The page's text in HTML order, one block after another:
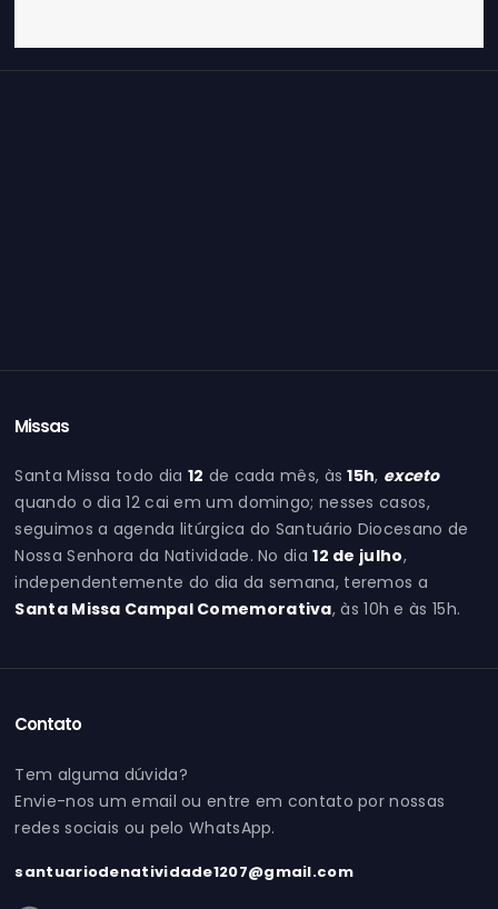
Missas
Santa Missa todo dia 12 de cada mês, às15h, exceto
quando o dia 12 cai em um domingo; nesses casos,
seguimos a agenda litúrgica do Santuário Diocesano de
Nossa Senhora da Natividade. No dia12 de julho,
independentemente do dia da semana, teremos a
Santa Missa Campal Comemorativa, às 10h e às 15h.
Contato
Tem alguma dúvida?
Envie-nos um email ou entre em contato por nossas
redes sociais ou pelo WhatsApp.
santuariodenatividade1207@gmail.com